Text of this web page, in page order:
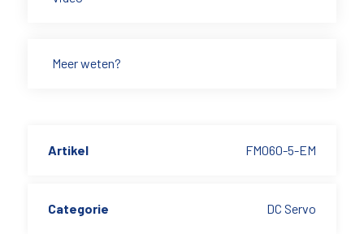
Meer weten?
Artikel FM060-5-EM
Categorie DC Servo